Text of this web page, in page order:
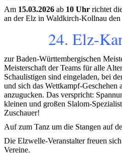
Am 15.03.2026 ab 10 Uhr richtet
an der Elz in Waldkirch-Kollnau den
24. Elz-
zur Baden-Württem­ber­gischen
Meisterschaft der Teams für alle
Schaulistigen sind eingeladen, bei
und sich das Wettkampf-Geschehen
anzugucken. Das verspricht:
kleinen und großen Slalom-
Zuschauer!
Auf zum Tanz um die Stangen auf
Die Elzwelle-Veranstalter freuen
Vereine.